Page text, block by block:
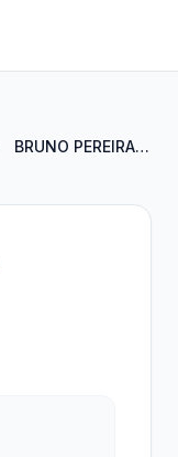
BRUNO PEREIRA MACHADO